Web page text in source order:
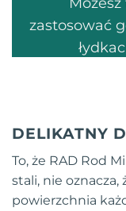
zastosować
DELIKATNY
To, że RAD Rod
stali, nie oznacza,
powierzchnia